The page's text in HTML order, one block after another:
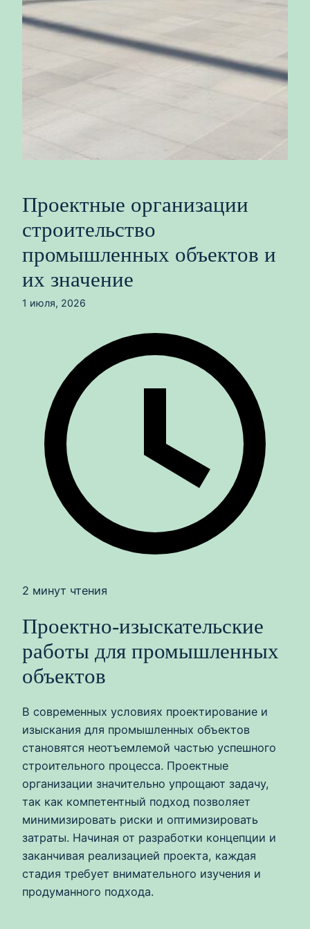
Проектные организации
строительство
промышленных объектов и
их значение
1 июля, 2026
2 минут чтения
Проектно-изыскательские
работы для промышленных
объектов
В современных условиях проектирование и
изыскания для промышленных объектов
становятся неотъемлемой частью успешного
строительного процесса. Проектные
организации значительно упрощают задачу,
так как компетентный подход позволяет
минимизировать риски и оптимизировать
затраты. Начиная от разработки концепции и
заканчивая реализацией проекта, каждая
стадия требует внимательного изучения и
продуманного подхода.